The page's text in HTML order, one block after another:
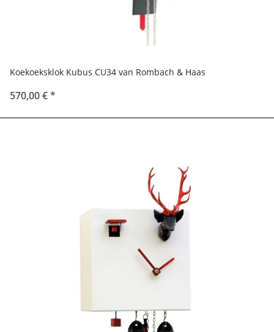
Koekoeksklok Kubus CU34 van Rombach & Haas
570,00 €*